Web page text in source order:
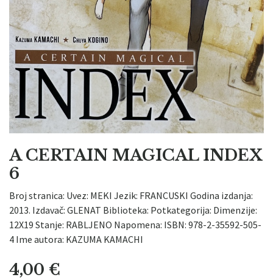
A CERTAIN MAGICAL INDEX
6
Broj stranica: Uvez: MEKI Jezik: FRANCUSKI Godina izdanja:
2013. Izdavač: GLENAT Biblioteka: Potkategorija: Dimenzije:
12X19 Stanje: RABLJENO Napomena: ISBN: 978-2-35592-505-
4 Ime autora: KAZUMA KAMACHI
4,00 €